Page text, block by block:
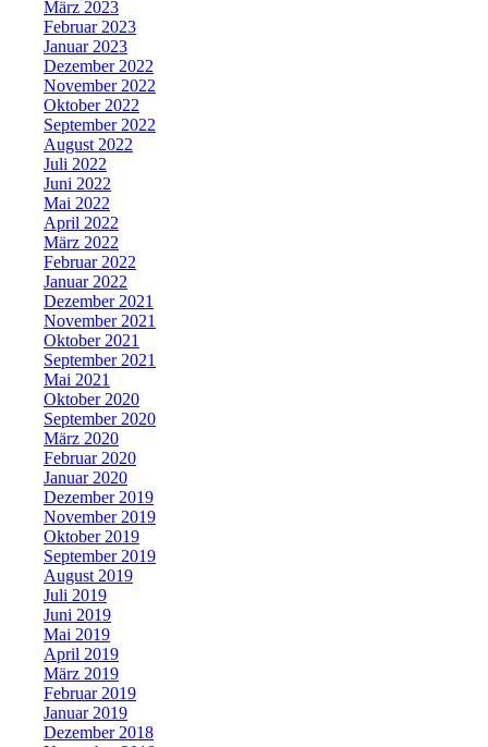
März 2023
Februar 2023
Januar 2023
Dezember 2022
November 2022
Oktober 2022
September 2022
August 2022
Juli 2022
Juni 2022
Mai 2022
April 2022
März 2022
Februar 2022
Januar 2022
Dezember 2021
November 2021
Oktober 2021
September 2021
Mai 2021
Oktober 2020
September 2020
März 2020
Februar 2020
Januar 2020
Dezember 2019
November 2019
Oktober 2019
September 2019
August 2019
Juli 2019
Juni 2019
Mai 2019
April 2019
März 2019
Februar 2019
Januar 2019
Dezember 2018